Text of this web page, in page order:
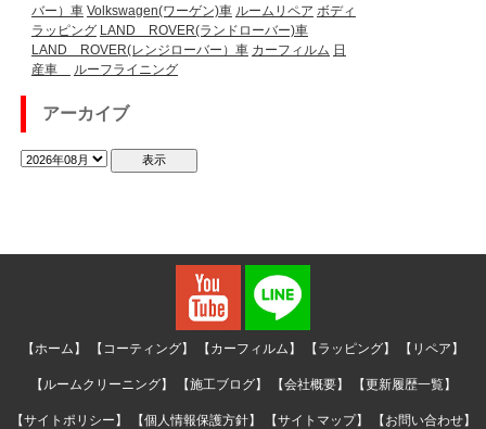
バー）車 Volkswagen(ワーゲン)車 ルームリペア ボディ
ラッピング LAND ROVER(ランドローバー)車
LAND ROVER(レンジローバー）車 カーフィルム 日
産車
ルーフライニング
アーカイブ
【ホーム】 【コーティング】 【カーフィルム】 【ラッピング】 【リペア】
【ルームクリーニング】 【施工ブログ】 【会社概要】 【更新履歴一覧】
【サイトポリシー】 【個人情報保護方針】 【サイトマップ】
【お問い合わせ】